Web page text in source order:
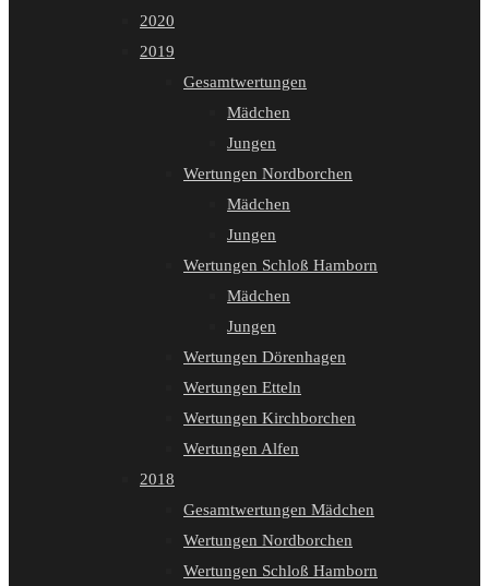
2020
2019
Gesamtwertungen
Mädchen
Jungen
Wertungen Nordborchen
Mädchen
Jungen
Wertungen Schloß Hamborn
Mädchen
Jungen
Wertungen Dörenhagen
Wertungen Etteln
Wertungen Kirchborchen
Wertungen Alfen
2018
Gesamtwertungen Mädchen
Wertungen Nordborchen
Wertungen Schloß Hamborn